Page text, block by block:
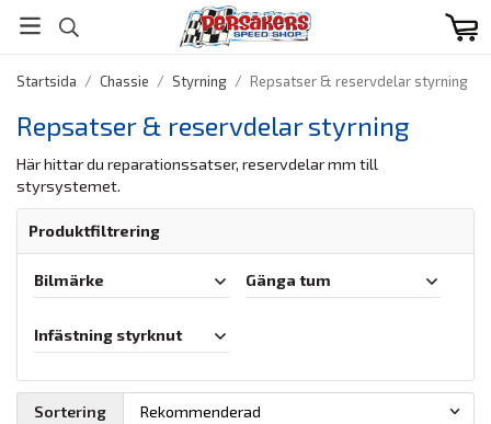
Startsida / Chassie / Styrning / Repsatser & reservdelar styrning
Repsatser & reservdelar styrning
Här hittar du reparationssatser, reservdelar mm till
styrsystemet.
Produktfiltrering
Bilmärke Gänga tum
Infästning styrknut
Sortering